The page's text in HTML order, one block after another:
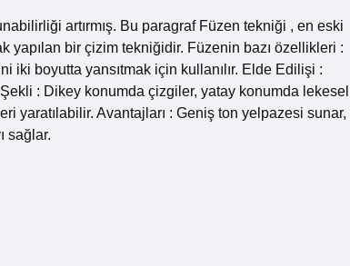
artırmış. Bu paragraf Füzen tekniği , en eski
yapılan bir çizim tekniğidir. Füzenin bazı özellikleri :
iki boyutta yansıtmak için kullanılır. Elde Edilişi :
: Dikey konumda çizgiler, yatay konumda lekesel
yaratılabilir. Avantajları : Geniş ton yelpazesi sunar,
sağlar.